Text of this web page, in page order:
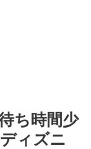
ち時間少
ィズニ